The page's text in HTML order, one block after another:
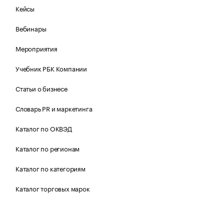
Кейсы
Вебинары
Мероприятия
Учебник РБК Компании
Статьи о бизнесе
Словарь PR и маркетинга
Каталог по ОКВЭД
Каталог по регионам
Каталог по категориям
Каталог торговых марок